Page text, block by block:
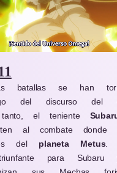
batallas se han
del discurso del
el teniente
al combate donde
del planeta Metus .
para Subaru